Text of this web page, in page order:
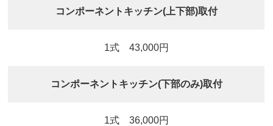
コンポーネントキッチン(上下部)取付
1式 43,000円
コンポーネントキッチン(下部のみ)取付
1式 36,000円